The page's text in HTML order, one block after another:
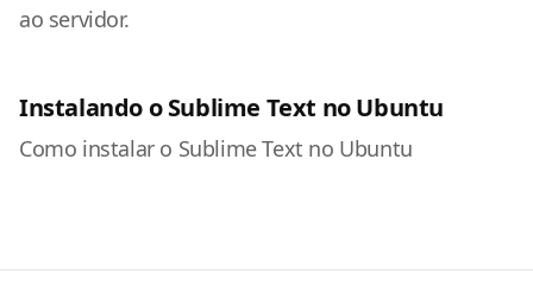
ao servidor.
Instalando o Sublime Text no Ubuntu
Como instalar o Sublime Text no Ubuntu